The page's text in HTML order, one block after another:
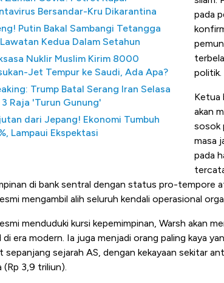
Bersandar-Kru Dikarantina
Putin Bakal Sambangi Tetangga
Lawatan Kedua Dalam Setahun
Nuklir Muslim Kirim 8000
Jet Tempur ke Saudi, Ada Apa?
Trump Batal Serang Iran Selasa
3 Raja 'Turun Gunung'
dari Jepang! Ekonomi Tumbuh
Lampaui Ekspektasi
pada
politik.
Ketua
akan
sosok
masa
pada
di bank sentral dengan status pro-tempore
mengambil alih seluruh kendali operasional
menduduki kursi kepemimpinan, Warsh akan
di era modern. Ia juga menjadi orang paling kaya
sepanjang sejarah AS, dengan kekayaan sekitar
3,9 triliun).
Bangkit dari Kubur! Bisnis Furniture &
Alas Kaki Tumbuh Double Digit